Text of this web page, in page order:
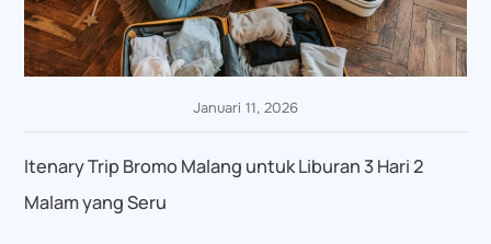
Januari 11, 2026
Itenary Trip Bromo Malang untuk Liburan 3 Hari 2
Malam yang Seru